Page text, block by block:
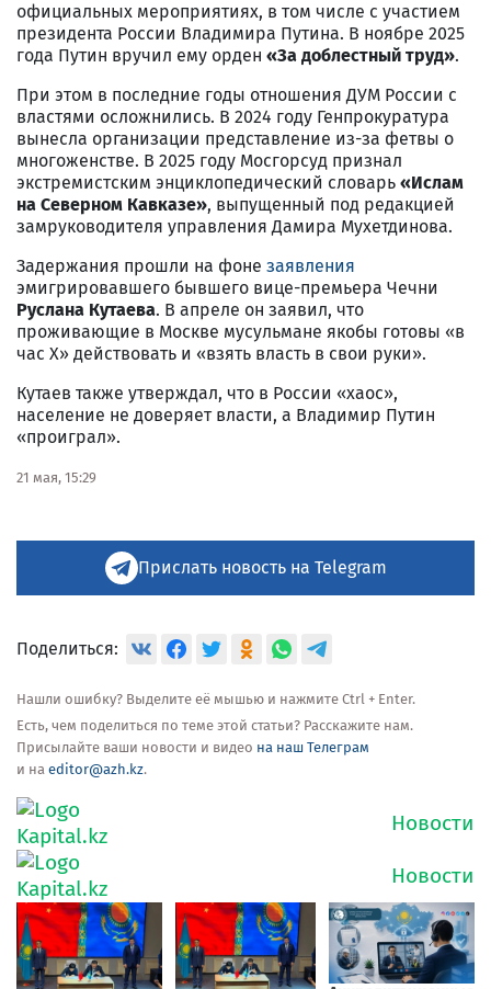
официальных мероприятиях, в том числе с участием
президента России Владимира Путина. В ноябре 2025
года Путин вручил ему орден «За доблестный труд».
При этом в последние годы отношения ДУМ России с
властями осложнились. В 2024 году Генпрокуратура
вынесла организации представление из-за фетвы о
многоженстве. В 2025 году Мосгорсуд признал
экстремистским энциклопедический словарь «Ислам
на Северном Кавказе», выпущенный под редакцией
замруководителя управления Дамира Мухетдинова.
Задержания прошли на фоне заявления
эмигрировавшего бывшего вице-премьера Чечни
Руслана Кутаева. В апреле он заявил, что
проживающие в Москве мусульмане якобы готовы «в
час X» действовать и «взять власть в свои руки».
Кутаев также утверждал, что в России «хаос»,
население не доверяет власти, а Владимир Путин
«проиграл».
21 мая, 15:29
Прислать новость на Telegram
Поделиться:
Нашли ошибку? Выделите её мышью и нажмите Ctrl + Enter.
Есть, чем поделиться по теме этой статьи? Расскажите нам.
Присылайте ваши новости и видео на наш Телеграм
и на editor@azh.kz.